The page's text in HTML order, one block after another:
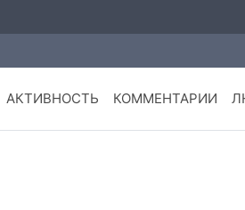
АКТИВНОСТЬ КОММЕНТАРИИ